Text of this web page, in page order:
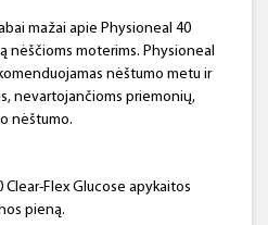
mažai apie Physioneal 40
nėščioms moterims. Physioneal
nėštumo metu ir
nevartojančioms priemonių,
nėštumo.
Flex Glucose apykaitos
pieną.